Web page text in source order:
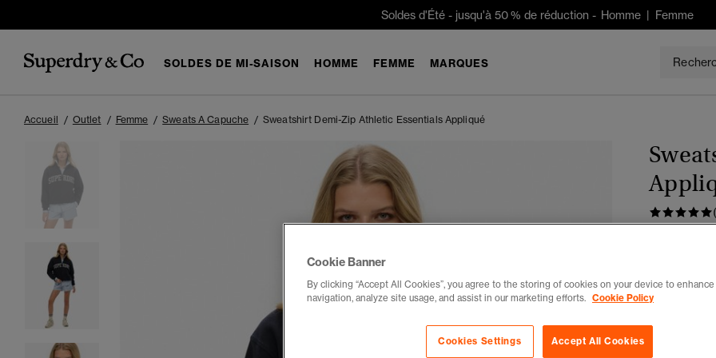
Soldes d'Été -jusqu'à 50 % de réduction - Homme| Femme
SOLDES DE MI-SAISON HOMME FEMME MARQUES
Accueil Outlet Femme Sweats A Capuche Sweatshirt Demi-Zip Athletic Essentials Appliqué
Couleur :
Cookie Banner
By clicking “Accept All Cookies”, you agree to the storing of cookies on your device to
navigation, analyze site usage, and assist in our marketing efforts. Cookie Policy
Accept All Cookies
Cookies Settings